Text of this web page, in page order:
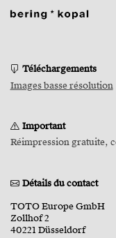
Téléchargements
Images basse résolution
Important
Réimpression gratuite,
Détails du contact
TOTO Europe GmbH
Zollhof 2
40221 Düsseldorf